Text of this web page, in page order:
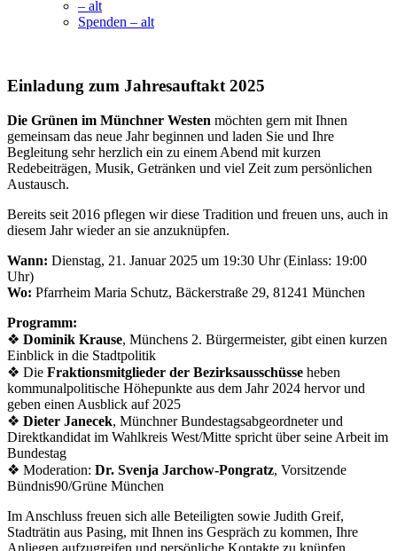
– alt
Spenden – alt
Einladung zum Jahresauftakt 2025
Die Grünen im Münchner Westen möchten gern mit Ihnen
gemeinsam das neue Jahr beginnen und laden Sie und Ihre
Begleitung sehr herzlich ein zu einem Abend mit kurzen
Redebeiträgen, Musik, Getränken und viel Zeit zum persönlichen
Austausch.
Bereits seit 2016 pflegen wir diese Tradition und freuen uns, auch in
diesem Jahr wieder an sie anzuknüpfen.
Wann: Dienstag, 21. Januar 2025 um 19:30 Uhr (Einlass: 19:00
Uhr)
Wo: Pfarrheim Maria Schutz, Bäckerstraße 29, 81241 München
Programm:
❖ Dominik Krause, Münchens 2. Bürgermeister, gibt einen kurzen
Einblick in die Stadtpolitik
❖ Die Fraktionsmitglieder der Bezirksausschüsse heben
kommunalpolitische Höhepunkte aus dem Jahr 2024 hervor und
geben einen Ausblick auf 2025
❖ Dieter Janecek, Münchner Bundestagsabgeordneter und
Direktkandidat im Wahlkreis West/Mitte spricht über seine Arbeit im
Bundestag
❖ Moderation: Dr. Svenja Jarchow-Pongratz, Vorsitzende
Bündnis90/Grüne München
Im Anschluss freuen sich alle Beteiligten sowie Judith Greif,
Stadträtin aus Pasing, mit Ihnen ins Gespräch zu kommen, Ihre